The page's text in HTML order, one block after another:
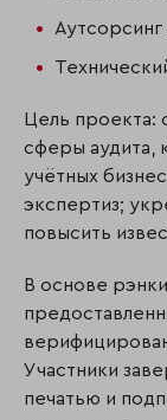
Цель проекта:
сферы аудита,
учётных
экспертиз;
повысить
В основе
Участники
печатью и